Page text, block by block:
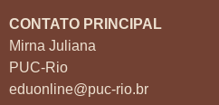
CONTATO PRINCIPAL
Mirna Juliana
PUC-Rio
eduonline@puc-rio.br